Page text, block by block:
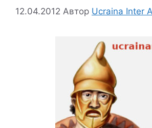
12.04.2012 Автор Ucraina Inter